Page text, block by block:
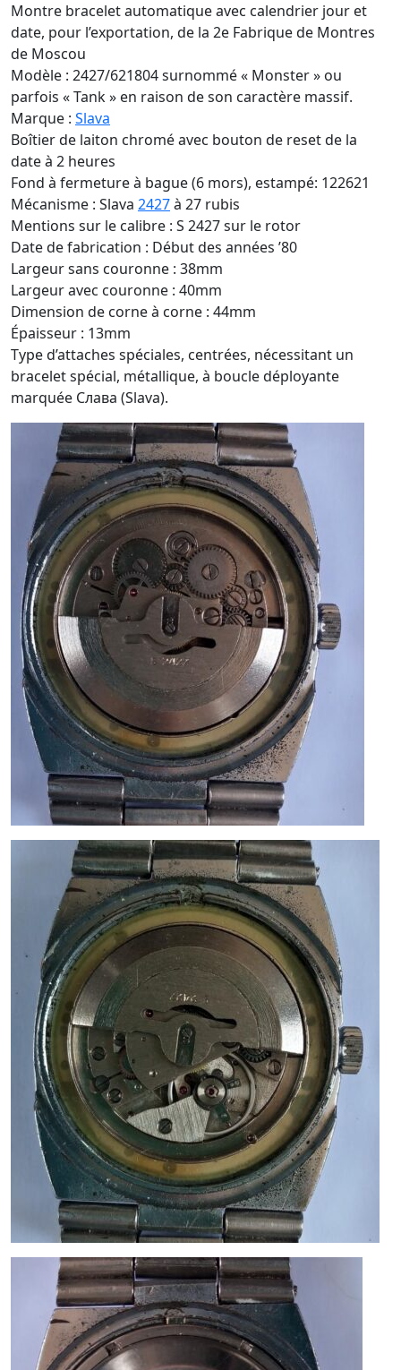
Montre bracelet automatique avec calendrier jour et
date, pour l’exportation, de la 2e Fabrique de Montres
de Moscou
Modèle : 2427/621804 surnommé « Monster » ou
parfois « Tank » en raison de son caractère massif.
Marque : Slava
Boîtier de laiton chromé avec bouton de reset de la
date à 2 heures
Fond à fermeture à bague (6 mors), estampé: 122621
Mécanisme : Slava 2427à 27 rubis
Mentions sur le calibre : S 2427 sur le rotor
Date de fabrication : Début des années ’80
Largeur sans couronne : 38mm
Largeur avec couronne : 40mm
Dimension de corne à corne : 44mm
Épaisseur : 13mm
Type d’attaches spéciales, centrées, nécessitant un
bracelet spécial, métallique, à boucle déployante
marquée Cлава (Slava).